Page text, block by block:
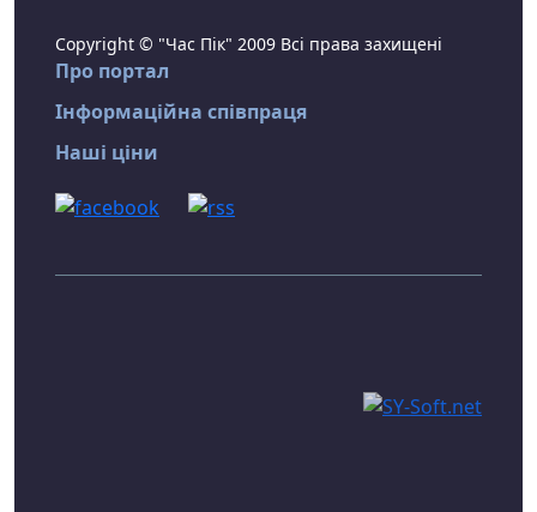
Copyright © "Час Пік" 2009 Всі права захищені
Про портал
Інформаційна співпраця
Наші ціни